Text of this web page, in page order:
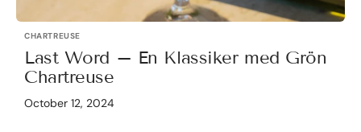
CHARTREUSE
Last Word – En Klassiker med Grön
Chartreuse
October 12, 2024